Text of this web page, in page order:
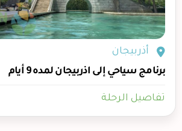
أذربيجان
برنامج سياحي إلى اذربيجان لمده 9 أيام
تفاصيل الرحلة